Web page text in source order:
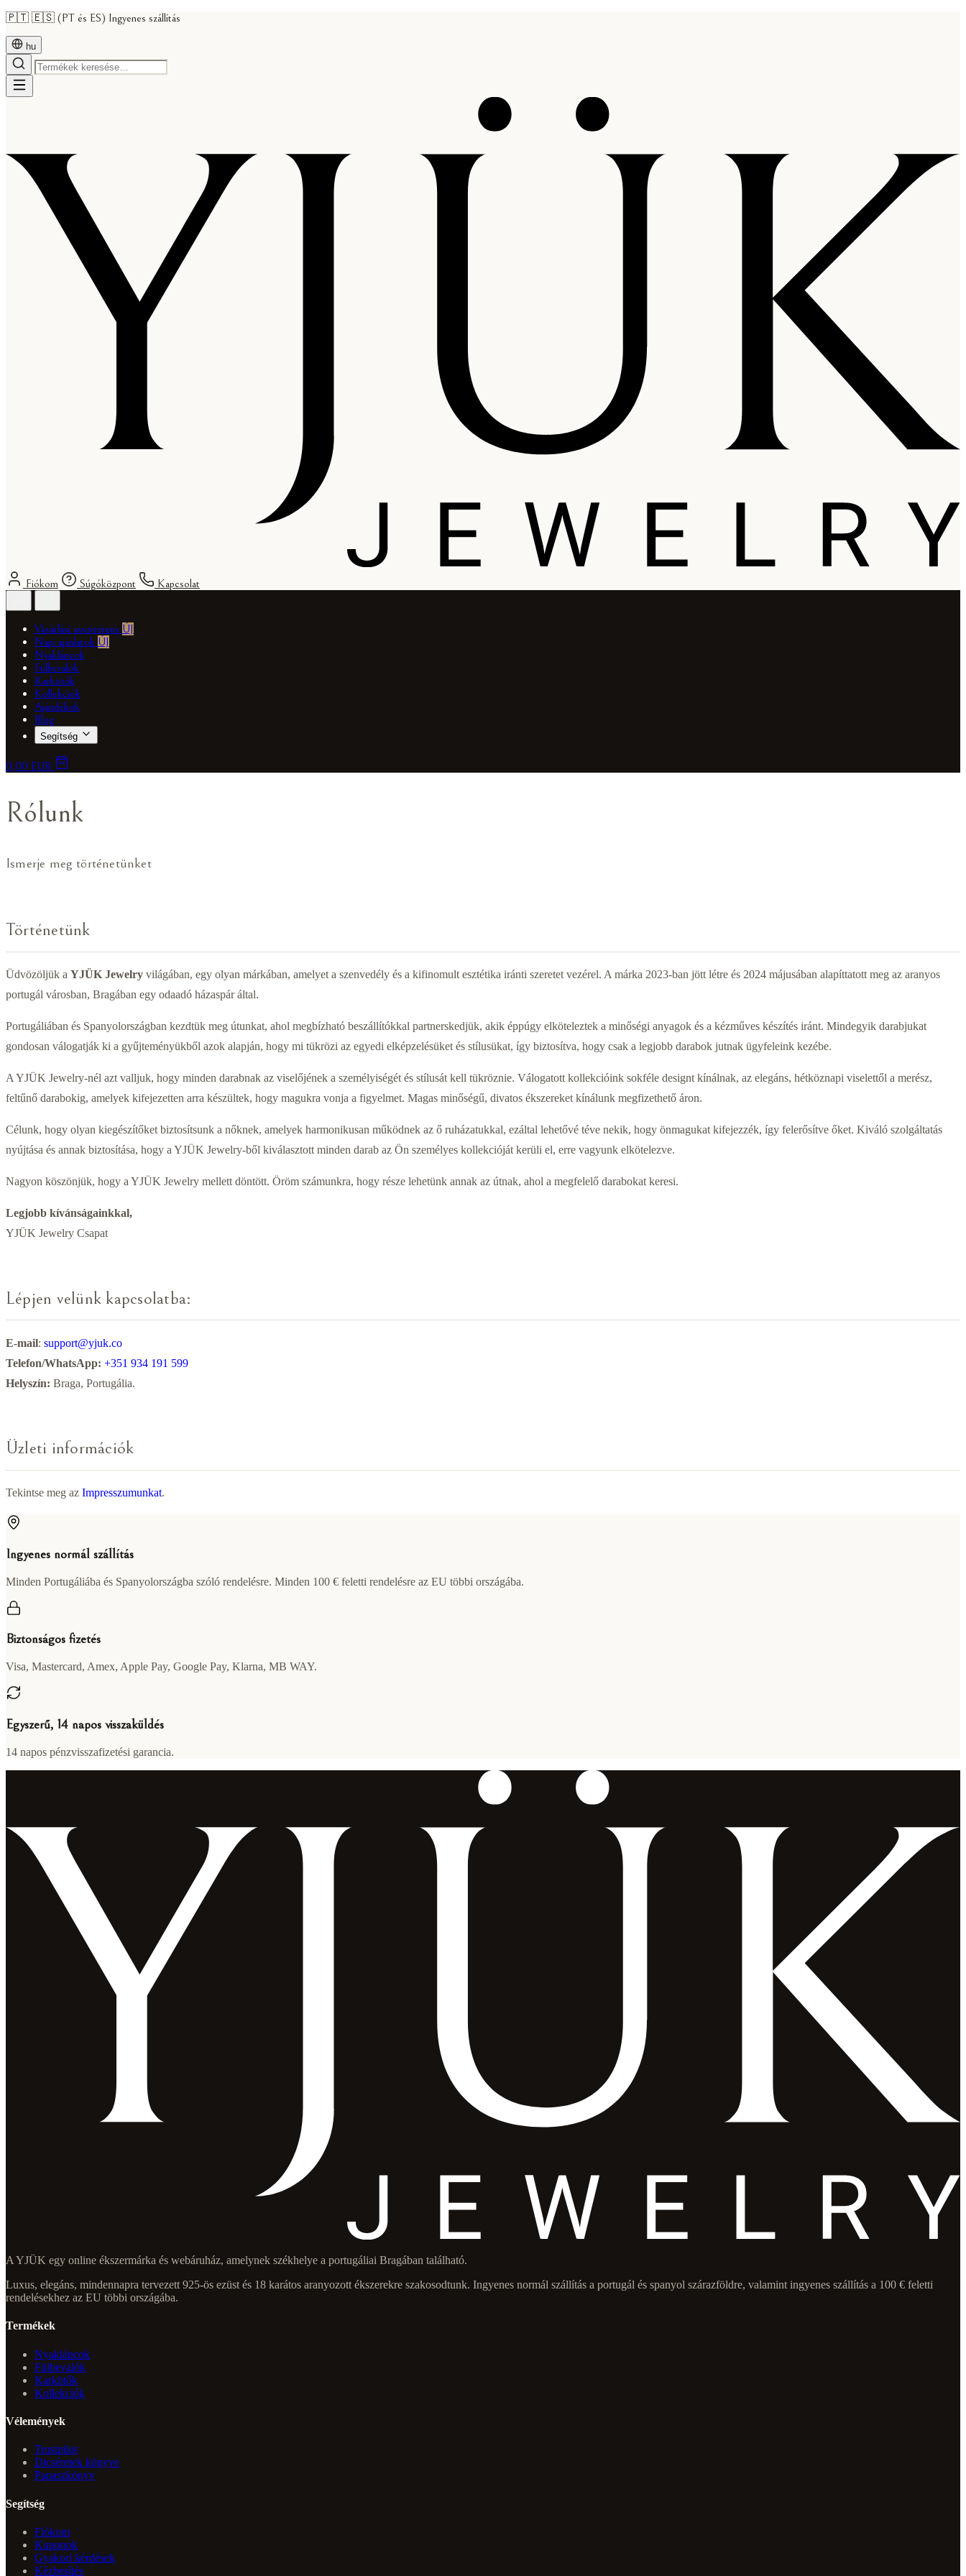
🇵🇹 🇪🇸 (PT és ES) Ingyenes szállítás
hu
Fiókom Súgóközpont Kapcsolat
Vásárlási asszisztens ÚJ
Napi ajánlatok ÚJ
Nyakláncok
Fülbevalók
Karkötők
Kollekciók
Ajándékok
Blog
Segítség
0,00 EUR
Rólunk
Ismerje meg történetünket
Történetünk
Üdvözöljük a YJÜK Jewelry világában, egy olyan márkában, amelyet a szenvedély és a kifinomult esztétika iránti szeretet vezérel. A márka 2023-ban jött létre és 2024 májusában alapíttatott meg az aranyos
portugál városban, Bragában egy odaadó házaspár által.
Portugáliában és Spanyolországban kezdtük meg útunkat, ahol megbízható beszállítókkal partnerskedjük, akik éppúgy elköteleztek a minőségi anyagok és a kézműves készítés iránt. Mindegyik darabjukat
gondosan válogatják ki a gyűjteményükből azok alapján, hogy mi tükrözi az egyedi elképzelésüket és stílusükat, így biztosítva, hogy csak a legjobb darabok jutnak ügyfeleink kezébe.
A YJÜK Jewelry-nél azt valljuk, hogy minden darabnak az viselőjének a személyiségét és stílusát kell tükröznie. Válogatott kollekcióink sokféle designt kínálnak, az elegáns, hétköznapi viselettől a merész,
feltűnő darabokig, amelyek kifejezetten arra készültek, hogy magukra vonja a figyelmet. Magas minőségű, divatos ékszereket kínálunk megfizethető áron.
Célunk, hogy olyan kiegészítőket biztosítsunk a nőknek, amelyek harmonikusan működnek az ő ruházatukkal, ezáltal lehetővé téve nekik, hogy önmagukat kifejezzék, így felerősítve őket. Kiváló szolgáltatás
nyújtása és annak biztosítása, hogy a YJÜK Jewelry-ből kiválasztott minden darab az Ön személyes kollekcióját kerüli el, erre vagyunk elkötelezve.
Nagyon köszönjük, hogy a YJÜK Jewelry mellett döntött. Öröm számunkra, hogy része lehetünk annak az útnak, ahol a megfelelő darabokat keresi.
Legjobb kívánságainkkal,
YJÜK Jewelry Csapat
Lépjen velünk kapcsolatba:
E-mail: support@yjuk.co
Telefon/WhatsApp: +351 934 191 599
Helyszín: Braga, Portugália.
Üzleti információk
Tekintse meg az Impresszumunkat.
Ingyenes normál szállítás
Minden Portugáliába és Spanyolországba szóló rendelésre. Minden 100 € feletti rendelésre az EU többi országába.
Biztonságos fizetés
Visa, Mastercard, Amex, Apple Pay, Google Pay, Klarna, MB WAY.
Egyszerű, 14 napos visszaküldés
14 napos pénzvisszafizetési garancia.
A YJÜK egy online ékszermárka és webáruház, amelynek székhelye a portugáliai Bragában található.
Luxus, elegáns, mindennapra tervezett 925-ös ezüst és 18 karátos aranyozott ékszerekre szakosodtunk. Ingyenes normál szállítás a portugál és spanyol szárazföldre, valamint ingyenes szállítás a 100 € feletti
rendelésekhez az EU többi országába.
Termékek
Nyakláncok
Fülbevalók
Karkötők
Kollekciók
Vélemények
Trustpilot
Dicséretek könyve
Panaszkönyv
Segítség
Fiókom
Kuponok
Gyakori kérdések
Kézbesítés